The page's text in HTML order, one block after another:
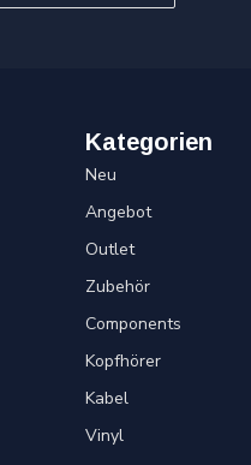
Kategorien
Neu
Angebot
Outlet
Zubehör
Components
Kopfhörer
Kabel
Vinyl